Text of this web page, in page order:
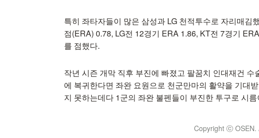
특히 좌타자들이 많은 삼성과 LG 천적투수로 자리매김
점(ERA) 0.78, LG전 12경기 ERA 1.86, KT전 7경기
를 점했다.
작년 시즌 개막 직후 부진에 빠졌고 팔꿈치 인대재건
에 복귀한다면 좌완 요원으로 천군만마의 활약을 기대
지 못하는데다 1군의 좌완 불펜들이 부진한 투구로 시
Copyright ⓒ OSEN.